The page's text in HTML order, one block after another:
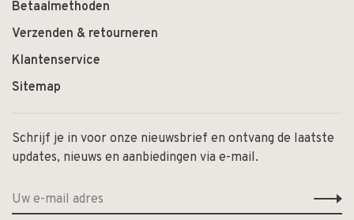
Betaalmethoden
Verzenden & retourneren
Klantenservice
Sitemap
Schrijf je in voor onze nieuwsbrief en ontvang de laatste
updates, nieuws en aanbiedingen via e-mail.